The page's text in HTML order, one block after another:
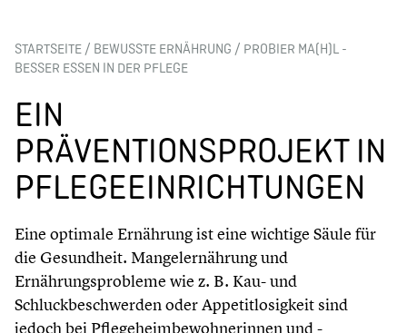
STARTSEITE / BEWUSSTE ERNÄHRUNG / PROBIER MA(H)L -
BESSER ESSEN IN DER PFLEGE
EIN
PRÄVENTIONSPROJEKT IN
PFLEGEEINRICHTUNGEN
Eine optimale Ernährung ist eine wichtige Säule für
die Gesundheit. Mangelernährung und
Ernährungsprobleme wie z. B. Kau- und
Schluckbeschwerden oder Appetitlosigkeit sind
jedoch bei Pflegeheimbewohnerinnen und -